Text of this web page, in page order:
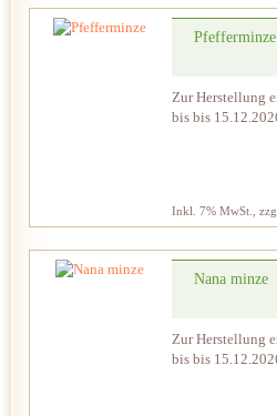
Pfefferminze
Zur Herstellung
bis bis
Inkl. 7% MwSt.
Nana minze
Zur Herstellung
bis bis